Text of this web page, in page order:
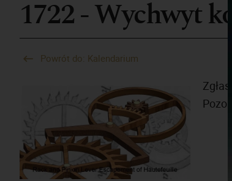
1722 - Wychwyt
Powrót do: Kalendarium